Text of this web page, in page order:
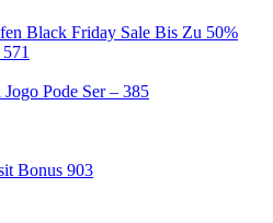
Black Friday Sale Bis Zu 50%
Pode Ser – 385
Bonus 903